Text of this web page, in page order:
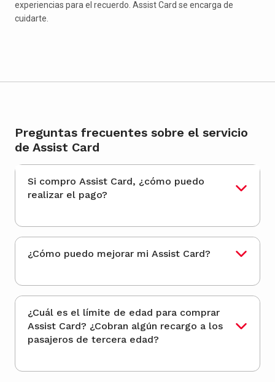
experiencias para el recuerdo. Assist Card se encarga de
cuidarte.
Preguntas frecuentes sobre el servicio
de Assist Card
Si compro Assist Card, ¿cómo puedo
realizar el pago?
¿Cómo puedo mejorar mi Assist Card?
¿Cuál es el límite de edad para comprar
Assist Card? ¿Cobran algún recargo a los
pasajeros de tercera edad?